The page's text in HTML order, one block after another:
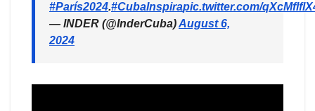
#París2024.#CubaInspirapic.twitter.com/
— INDER (@InderCuba)August 6,
2024